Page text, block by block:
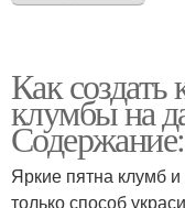
Как
клумбы на
Содержание:
Яркие пятна клумб
только способ